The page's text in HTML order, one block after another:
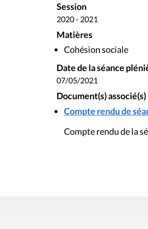
Session
2020 - 2021
Matières
Cohésion sociale
Date de la séance
07/05/2021
Document(s) associé(s)
Compte rendu de
Compte rendu de la